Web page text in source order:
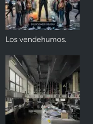
Los vendehumos.